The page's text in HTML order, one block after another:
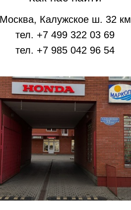
Москва, Калужское ш. 32 км
тел. +7 499 322 03 69
тел. +7 985 042 96 54